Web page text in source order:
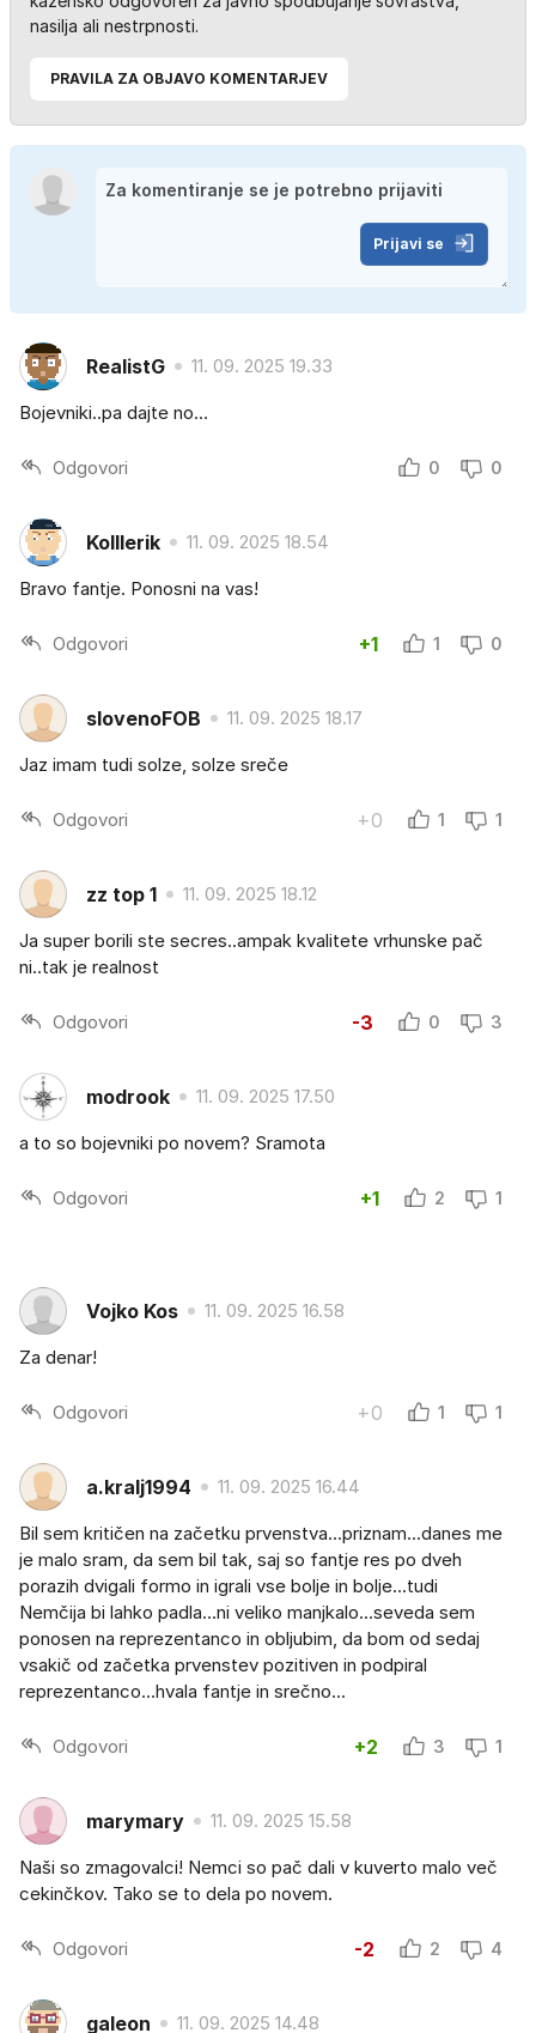
nasilja ali nestrpnosti.
PRAVILA ZA OBJAVO KOMENTARJEV
Prijavi se
RealistG 11. 09. 2025 19.33
Bojevniki..pa dajte no...
Odgovori 0 0
Kolllerik 11. 09. 2025 18.54
Bravo fantje. Ponosni na vas!
Odgovori +1 1 0
slovenoFOB 11. 09. 2025 18.17
Jaz imam tudi solze, solze sreče
Odgovori +0 1 1
zz top 1 11. 09. 2025 18.12
Ja super borili ste secres..ampak kvalitete vrhunske pač
ni..tak je realnost
Odgovori -3 0 3
modrook 11. 09. 2025 17.50
a to so bojevniki po novem? Sramota
Odgovori +1 2 1
Vojko Kos 11. 09. 2025 16.58
Za denar!
Odgovori +0 1 1
a.kralj1994 11. 09. 2025 16.44
Bil sem kritičen na začetku prvenstva...priznam...danes me
je malo sram, da sem bil tak, saj so fantje res po dveh
porazih dvigali formo in igrali vse bolje in bolje...tudi
Nemčija bi lahko padla...ni veliko manjkalo...seveda sem
ponosen na reprezentanco in obljubim, da bom od sedaj
vsakič od začetka prvenstev pozitiven in podpiral
reprezentanco...hvala fantje in srečno...
Odgovori +2 3 1
marymary 11. 09. 2025 15.58
Naši so zmagovalci! Nemci so pač dali v kuverto malo več
cekinčkov. Tako se to dela po novem.
Odgovori -2 2 4
galeon 11. 09. 2025 14.48